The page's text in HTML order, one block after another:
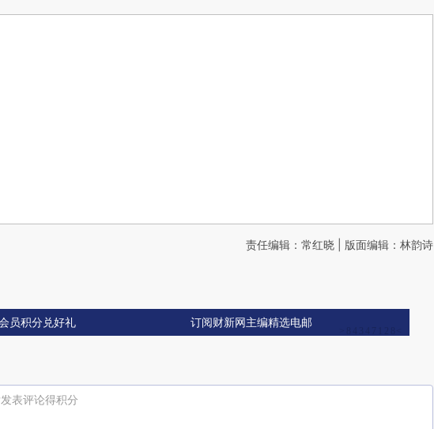
责任编辑：常红晓 | 版面编辑：林韵诗
员积分兑好礼 订阅财新网主编精选电邮
表评论得积分